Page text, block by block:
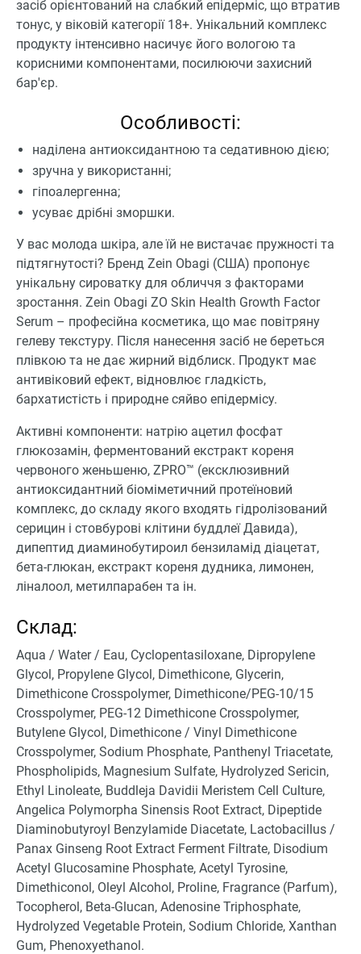
засіб орієнтований на слабкий епідерміс, що втратив
тонус, у віковій категорії 18+. Унікальний комплекс
продукту інтенсивно насичує його вологою та
корисними компонентами, посилюючи захисний
бар'єр.
Особливості:
наділена антиоксидантною та седативною дією;
зручна у використанні;
гіпоалергенна;
усуває дрібні зморшки.
У вас молода шкіра, але їй не вистачає пружності та
підтягнутості? Бренд Zein Obagi (США) пропонує
унікальну сироватку для обличчя з факторами
зростання. Zein Obagi ZO Skin Health Growth Factor
Serum – професійна косметика, що має повітряну
гелеву текстуру. Після нанесення засіб не береться
плівкою та не дає жирний відблиск. Продукт має
антивіковий ефект, відновлює гладкість,
бархатистість і природне сяйво епідермісу.
Активні компоненти: натрію ацетил фосфат
глюкозамін, ферментований екстракт кореня
червоного женьшеню, ZPRO™ (ексклюзивний
антиоксидантний біоміметичний протеїновий
комплекс, до складу якого входять гідролізований
серицин і стовбурові клітини буддлеї Давида),
дипептид диаминобутироил бензиламід діацетат,
бета-глюкан, екстракт кореня дудника, лимонен,
ліналоол, метилпарабен та ін.
Склад:
Aqua / Water / Eau, Cyclopentasiloxane, Dipropylene
Glycol, Propylene Glycol, Dimethicone, Glycerin,
Dimethicone Crosspolymer, Dimethicone/PEG-10/15
Crosspolymer, PEG-12 Dimethicone Crosspolymer,
Butylene Glycol, Dimethicone / Vinyl Dimethicone
Crosspolymer, Sodium Phosphate, Panthenyl Triacetate,
Phospholipids, Magnesium Sulfate, Hydrolyzed Sericin,
Ethyl Linoleate, Buddleja Davidii Meristem Cell Culture,
Angelica Polymorpha Sinensis Root Extract, Dipeptide
Diaminobutyroyl Benzylamide Diacetate, Lactobacillus /
Panax Ginseng Root Extract Ferment Filtrate, Disodium
Acetyl Glucosamine Phosphate, Acetyl Tyrosine,
Dimethiconol, Oleyl Alcohol, Proline, Fragrance (Parfum),
Tocopherol, Beta-Glucan, Adenosine Triphosphate,
Hydrolyzed Vegetable Protein, Sodium Chloride, Xanthan
Gum, Phenoxyethanol​.